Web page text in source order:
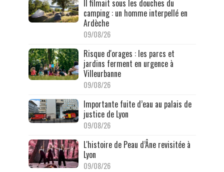
Il filmait sous les douches du
camping : un homme interpellé en
Ardèche
09/08/26
Risque d'orages : les parcs et
jardins ferment en urgence à
Villeurbanne
09/08/26
Importante fuite d’eau au palais de
justice de Lyon
09/08/26
L'histoire de Peau d’Âne revisitée à
Lyon
09/08/26